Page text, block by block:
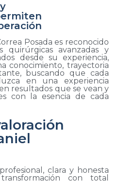
Posada es reconocido
quirúrgicas avanzadas y
desde su experiencia,
conocimiento, trayectoria
buscando que cada
en una experiencia
resultados que se vean y
con la esencia de cada
clara y honesta
con total